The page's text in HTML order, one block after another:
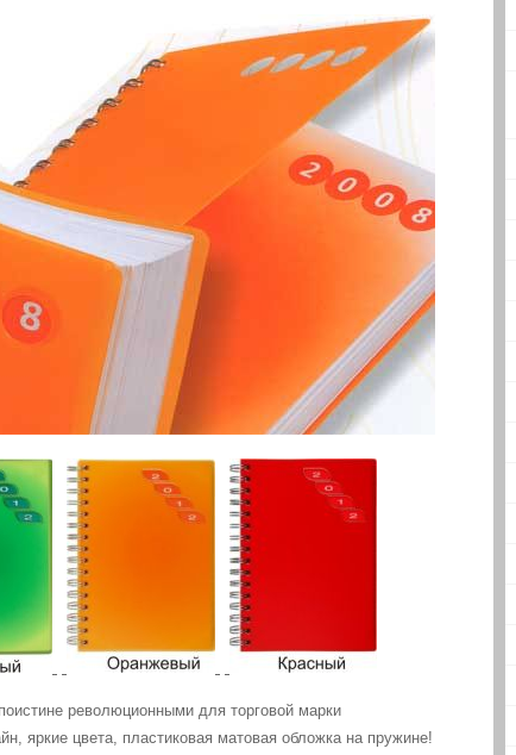
революционными для торговой марки
яркие цвета, пластиковая матовая обложка на пружине!